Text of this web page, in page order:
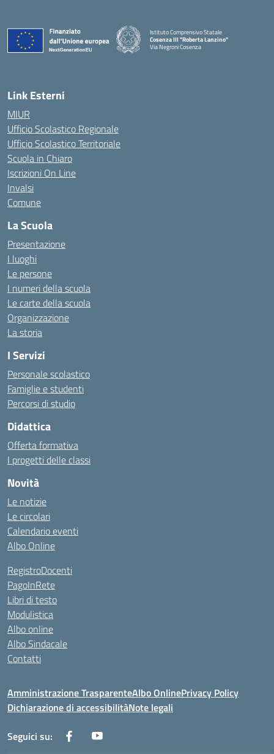
Istituto Comprensivo Statale
Cosenza III "Roberta Lanzino"
Via Negroni Cosenza
— Visita la pagina iniziale della scuola
Link Esterni
MIUR
Ufficio Scolastico Regionale
Ufficio Scolastico Territoriale
Scuola in Chiaro
Iscrizioni On Line
Invalsi
Comune
La Scuola
Presentazione
I luoghi
Le persone
I numeri della scuola
Le carte della scuola
Organizzazione
La storia
I Servizi
Personale scolastico
Famiglie e studenti
Percorsi di studio
Didattica
Offerta formativa
I progetti delle classi
Novità
Le notizie
Le circolari
Calendario eventi
Albo Online
RegistroDocenti
PagoInRete
Libri di testo
Modulistica
Albo online
Albo Sindacale
Contatti
Amministrazione TrasparenteAlbo OnlinePrivacy Policy
Dichiarazione di accessibilitàNote legali
Seguici su: